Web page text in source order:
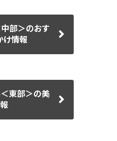
中部＞のおす
け情報
＜東部＞の美